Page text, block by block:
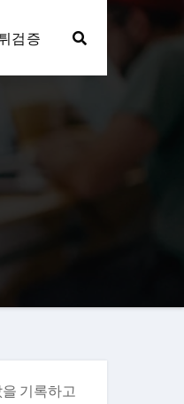
검증
기록하고